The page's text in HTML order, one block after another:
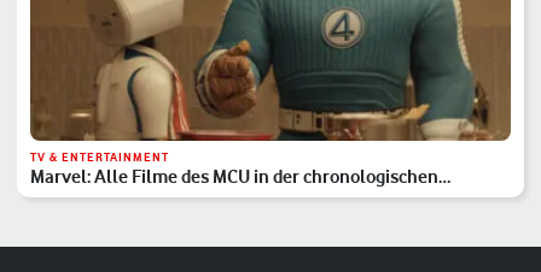
TV & ENTERTAINMENT
Marvel: Alle Filme des MCU in der chronologischen
Reihenfolge